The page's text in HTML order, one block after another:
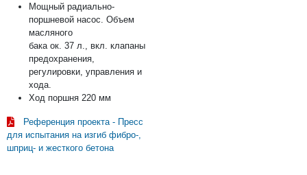
Мощный радиально-
поршневой насос. Объем
масляного
бака ок. 37 л., вкл. клапаны
предохранения,
регулировки, управления и
хода.
Ход поршня 220 мм
Референция проекта - Пресс
для испытания на изгиб фибро-,
шприц- и жесткого бетона